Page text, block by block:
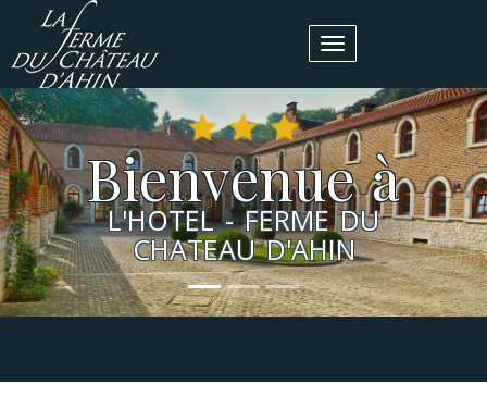
Bienvenue à
L'HOTEL - FERME DU
CHATEAU D'AHIN